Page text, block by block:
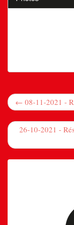
← 08-11-2021 -
26-10-2021 -